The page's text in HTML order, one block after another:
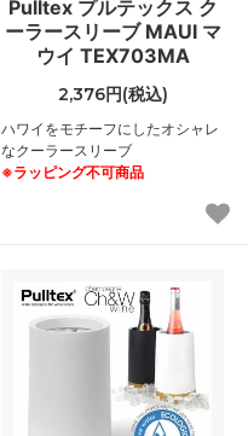
Pulltex プルテックス ク
ーラースリーブ MAUI マ
ウイ TEX703MA
2,376円(税込)
ハワイをモチーフにしたオシャレ
なクーラースリーブ
※ラッピング不可商品